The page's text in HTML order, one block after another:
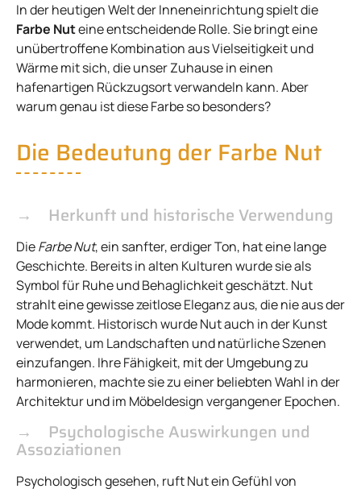
In der heutigen Welt der Inneneinrichtung spielt die
Farbe Nuteine entscheidende Rolle. Sie bringt eine
unübertroffene Kombination aus Vielseitigkeit und
Wärme mit sich, die unser Zuhause in einen
hafenartigen Rückzugsort verwandeln kann. Aber
warum genau ist diese Farbe so besonders?
Die Bedeutung der Farbe Nut
Herkunft und historische Verwendung
DieFarbe Nut, ein sanfter, erdiger Ton, hat eine lange
Geschichte. Bereits in alten Kulturen wurde sie als
Symbol für Ruhe und Behaglichkeit geschätzt. Nut
strahlt eine gewisse zeitlose Eleganz aus, die nie aus der
Mode kommt. Historisch wurde Nut auch in der Kunst
verwendet, um Landschaften und natürliche Szenen
einzufangen. Ihre Fähigkeit, mit der Umgebung zu
harmonieren, machte sie zu einer beliebten Wahl in der
Architektur und im Möbeldesign vergangener Epochen.
Psychologische Auswirkungen und
Assoziationen
Psychologisch gesehen, ruft Nut ein Gefühl von